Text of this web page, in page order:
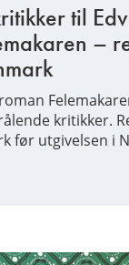
til
–
kritikker.
før utgivelsen i